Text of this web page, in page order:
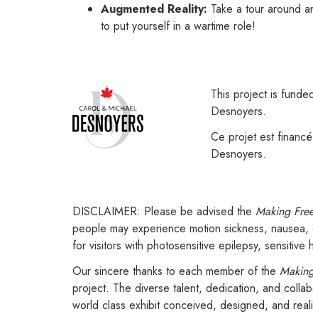
Augmented Reality: Take a tour around
to put yourself in a wartime role!
This project is
Desnoyers.
Ce projet est
Desnoyers.
DISCLAIMER: Please be advised the Making
people may experience motion sickness,
for visitors with photosensitive epilepsy,
Our sincere thanks to each member of the
project. The diverse talent, dedication, and
world class exhibit conceived, designed, and